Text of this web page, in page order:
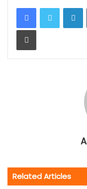
Print
Related Articles